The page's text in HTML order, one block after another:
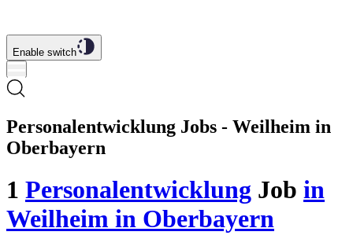
Enable switch
Personalentwicklung Jobs - Weilheim in
Oberbayern
1 Personalentwicklung Job in
Weilheim in Oberbayern